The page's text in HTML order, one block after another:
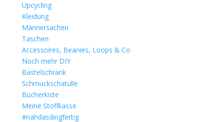
Upcycling
Kleidung
Männersachen
Taschen
Accessoires, Beanies, Loops & Co
Noch mehr DIY
Bastelschrank
Schmuckschatulle
Bücherkiste
Meine Stoffkasse
#nähdasdingfertig